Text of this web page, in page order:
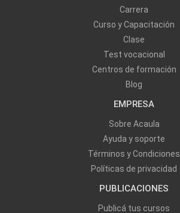
Carrera
Curso y Capacitación
Clase
Test vocacional
Centros de formación
Blog
EMPRESA
Sobre Acaula
Ayuda y soporte
Términos y Condiciones
Políticas de privacidad
PUBLICACIONES
Publicá tus cursos